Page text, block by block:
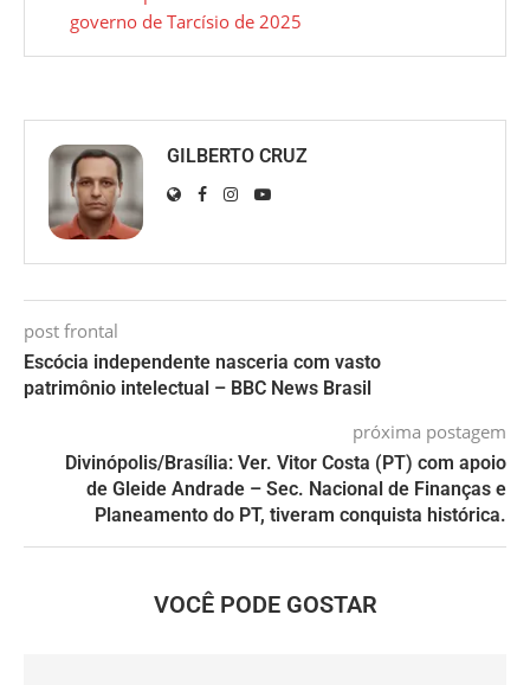
governo de Tarcísio de 2025
GILBERTO CRUZ
post frontal
Escócia independente nasceria com vasto
patrimônio intelectual – BBC News Brasil
próxima postagem
Divinópolis/Brasília: Ver. Vitor Costa (PT) com apoio
de Gleide Andrade – Sec. Nacional de Finanças e
Planeamento do PT, tiveram conquista histórica.
VOCÊ PODE GOSTAR